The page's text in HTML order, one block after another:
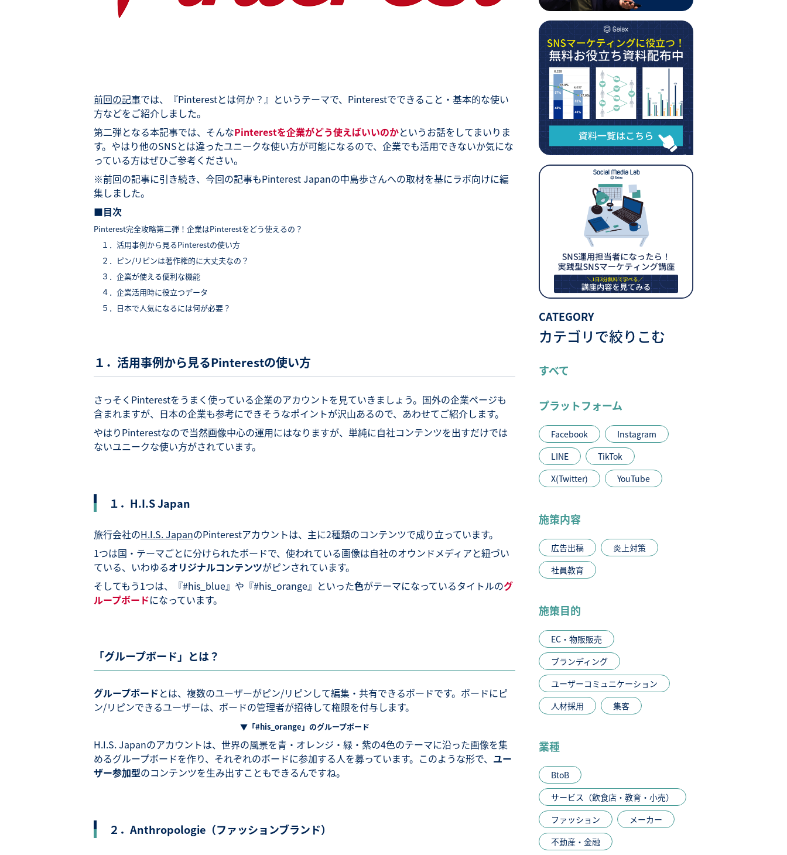
前回の記事では、『Pinterestとは何か？』というテーマで、Pinterestでできること・基本的な使い
方などをご紹介しました。
第二弾となる本記事では、そんなPinterestを企業がどう使えばいいのかというお話をしてまいりま
す。やはり他のSNSとは違ったユニークな使い方が可能になるので、企業でも活用できないか気にな
っている方はぜひご参考ください。
※前回の記事に引き続き、今回の記事もPinterest Japanの中島歩さんへの取材を基にラボ向けに編
集しました。
■目次
Pinterest完全攻略第二弾！企業はPinterestをどう使えるの？
１．活用事例から見るPinterestの使い方
２．ピン/リピンは著作権的に大丈夫なの？
３．企業が使える便利な機能
４．企業活用時に役立つデータ
５．日本で人気になるには何が必要？
１．活用事例から見るPinterestの使い方
さっそくPinterestをうまく使っている企業のアカウントを見ていきましょう。国外の企業ページも
含まれますが、日本の企業も参考にできそうなポイントが沢山あるので、あわせてご紹介します。
やはりPinterestなので当然画像中心の運用にはなりますが、単純に自社コンテンツを出すだけでは
ないユニークな使い方がされています。
１．H.I.S Japan
旅行会社のH.I.S. JapanのPinterestアカウントは、主に2種類のコンテンツで成り立っています。
1つは国・テーマごとに分けられたボードで、使われている画像は自社のオウンドメディアと紐づい
ている、いわゆるオリジナルコンテンツがピンされています。
そしてもう1つは、『#his_blue』や『#his_orange』といった色がテーマになっているタイトルのグ
ループボードになっています。
「グループボード」とは？
グループボードとは、複数のユーザーがピン/リピンして編集・共有できるボードです。ボードにピ
ン/リピンできるユーザーは、ボードの管理者が招待して権限を付与します。
▼「#his_orange」のグループボード
H.I.S. Japanのアカウントは、世界の風景を青・オレンジ・緑・紫の4色のテーマに沿った画像を集
めるグループボードを作り、それぞれのボードに参加する人を募っています。このような形で、 ユー
ザー参加型のコンテンツを生み出すこともできるんですね。
２．Anthropologie（ファッションブランド）
CATEGORY
カテゴリで絞りこむ
すべて
プラットフォーム
Facebook
Instagram
LINE
TikTok
X(Twitter)
YouTube
施策内容
広告出稿
炎上対策
社員教育
施策目的
EC・物販販売
ブランディング
ユーザーコミュニケーション
人材採用
集客
業種
BtoB
サービス（飲食店・教育・小売）
ファッション
メーカー
不動産・金融